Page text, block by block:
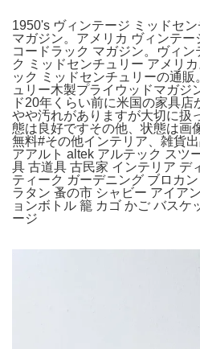
1950's ヴィンテージ ミッドセ
マガジン。アメリカ ヴィンテ
コードラック マガジン。ヴィ
ク ミッドセンチュリー アメリ
ック ミッドセンチュリーの通
ュリー木製プライウッドマガジ
ド20年くらい前に米国の家具
やや汚れがありますが大切に扱
態は良好ですその他、状態は画
無料#その他インテリア、雑貨
アアルト altek アルテック スツ
具 古道具 古民家 インテリア デ
ティーク ガーデニング ブロカ
ラタン 蚤の市 シャビー アイア
ョンボトル 籠 カゴ かご バスケ
ージ